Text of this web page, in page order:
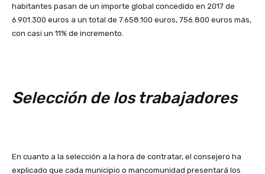
habitantes pasan de un importe global concedido en 2017 de
6.901.300 euros a un total de 7.658.100 euros, 756.800 euros más,
con casi un 11% de incremento.
Selección de los trabajadores
En cuanto a la selección a la hora de contratar, el consejero ha
explicado que cada municipio o mancomunidad presentará los